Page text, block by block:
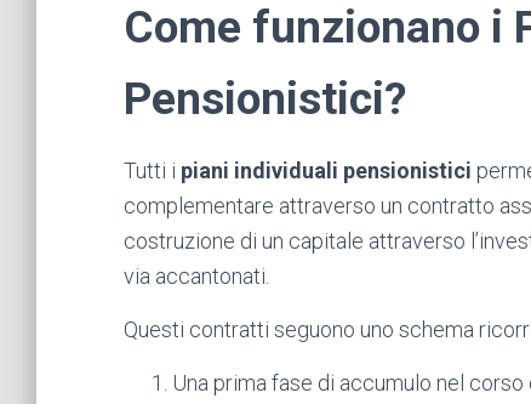
Come funzionano i
Pensionistici?
Tutti i piani individuali pensionistici
complementare attraverso un contratto
costruzione di un capitale attraverso
via accantonati.
Questi contratti seguono uno schema
Una prima fase di accumulo nel